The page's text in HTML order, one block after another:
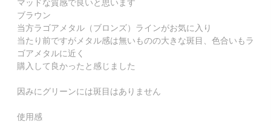
マッドな質感で良いと思います
ブラウン
当方ラゴアメタル（ブロンズ）ラインがお気に入り
当たり前ですがメタル感は無いものの大きな斑目、色合いもラ
ゴアメタルに近く
購入して良かったと感じました
因みにグリーンには斑目はありません
使用感